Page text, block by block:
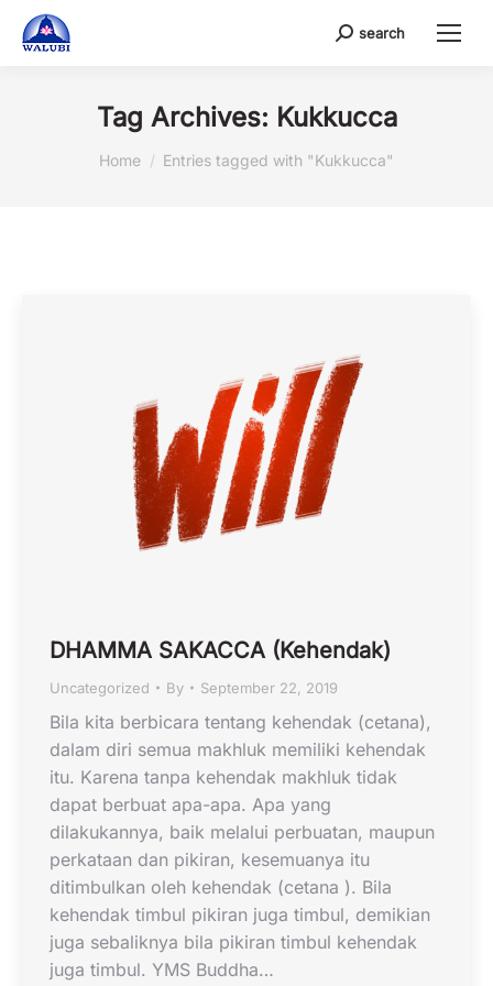
Search:
search
Tag Archives: Kukkucca
You are here:
Home Entries tagged with "Kukkucca"
DHAMMA SAKACCA (Kehendak)
Uncategorized By September 22, 2019
Bila kita berbicara tentang kehendak (cetana),
dalam diri semua makhluk memiliki kehendak
itu. Karena tanpa kehendak makhluk tidak
dapat berbuat apa-apa. Apa yang
dilakukannya, baik melalui perbuatan, maupun
perkataan dan pikiran, kesemuanya itu
ditimbulkan oleh kehendak (cetana ). Bila
kehendak timbul pikiran juga timbul, demikian
juga sebaliknya bila pikiran timbul kehendak
juga timbul. YMS Buddha…